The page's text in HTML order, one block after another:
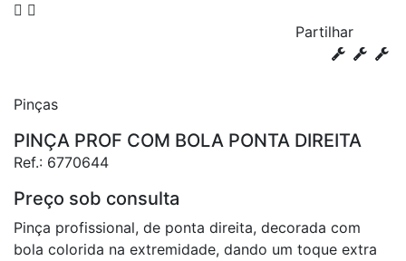
 
Partilhar
Pinças
PINÇA PROF COM BOLA PONTA DIREITA
Ref.: 6770644
Preço sob consulta
Pinça profissional, de ponta direita, decorada com
bola colorida na extremidade, dando um toque extra